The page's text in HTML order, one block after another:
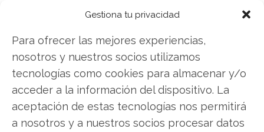
Gestiona tu privacidad
Para ofrecer las mejores experiencias,
nosotros y nuestros socios utilizamos
tecnologías como cookies para almacenar y/o
acceder a la información del dispositivo. La
aceptación de estas tecnologías nos permitirá
a nosotros y a nuestros socios procesar datos
actual del 7 de agosto descubrirá exactamente
Nvidia: ¿Comprar o vender? ¡Lee más aquí!
Nvidia